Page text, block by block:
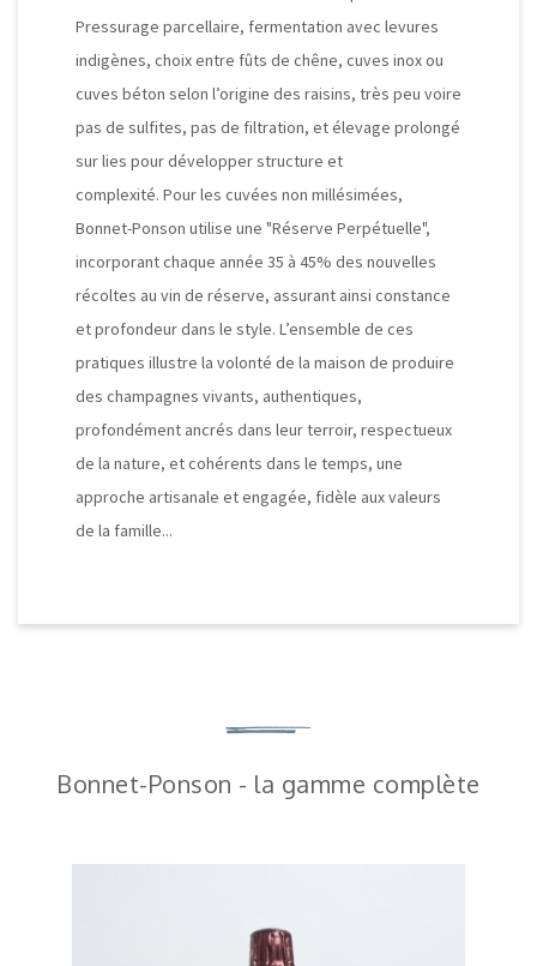
Pressurage parcellaire, fermentation avec levures
indigènes, choix entre fûts de chêne, cuves inox ou
cuves béton selon l’origine des raisins, très peu voire
pas de sulfites, pas de filtration, et élevage prolongé
sur lies pour développer structure et
complexité. Pour les cuvées non millésimées,
Bonnet-Ponson utilise une "Réserve Perpétuelle",
incorporant chaque année 35 à 45% des nouvelles
récoltes au vin de réserve, assurant ainsi constance
et profondeur dans le style. L’ensemble de ces
pratiques illustre la volonté de la maison de produire
des champagnes vivants, authentiques,
profondément ancrés dans leur terroir, respectueux
de la nature, et cohérents dans le temps, une
approche artisanale et engagée, fidèle aux valeurs
de la famille...
Bonnet-Ponson - la gamme complète